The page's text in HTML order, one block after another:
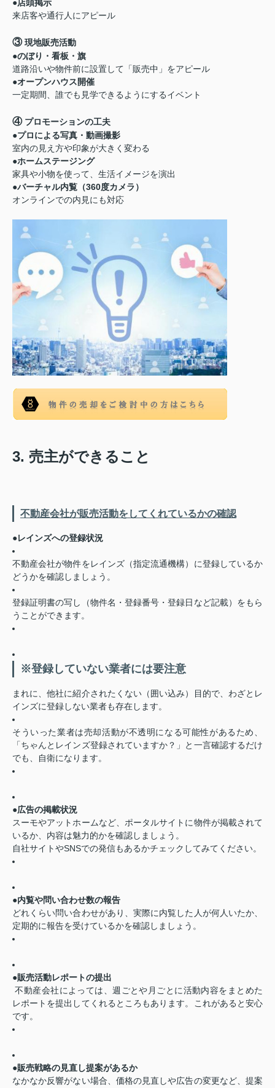
●店頭掲示
来店客や通行人にアピール
③現地販売活動
●のぼり・看板・旗
道路沿いや物件前に設置して「販売中」をアピール
●オープンハウス開催
一定期間、誰でも見学できるようにするイベント
④ プロモーションの工夫
●プロによる写真・動画撮影
室内の見え方や印象が大きく変わる
●ホームステージング
家具や小物を使って、生活イメージを演出
●バーチャル内覧（360度カメラ）
オンラインでの内見にも対応
3. 売主ができること
不動産会社が販売活動をしてくれているかの確認
●レインズへの登録状況
不動産会社が物件をレインズ（指定流通機構）に登録しているか
どうかを確認しましょう。
登録証明書の写し（物件名・登録番号・登録日など記載）をもら
うことができます。
※登録していない業者には要注意
まれに、他社に紹介されたくない（囲い込み）目的で、わざとレ
インズに登録しない業者も存在します。
そういった業者は売却活動が不透明になる可能性があるため、
「ちゃんとレインズ登録されていますか？」と一言確認するだけ
でも、自衛になります。
●広告の掲載状況
スーモやアットホームなど、ポータルサイトに物件が掲載されて
いるか、内容は魅力的かを確認しましょう。
自社サイトやSNSでの発信もあるかチェックしてみてください。
●内覧や問い合わせ数の報告
どれくらい問い合わせがあり、実際に内覧した人が何人いたか、
定期的に報告を受けているかを確認しましょう。
●販売活動レポートの提出
不動産会社によっては、週ごとや月ごとに活動内容をまとめた
レポートを提出してくれるところもあります。これがあると安心
です。
●販売戦略の見直し提案があるか
なかなか反響がない場合、価格の見直しや広告の変更など、提案